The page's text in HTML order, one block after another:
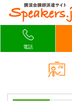
電話